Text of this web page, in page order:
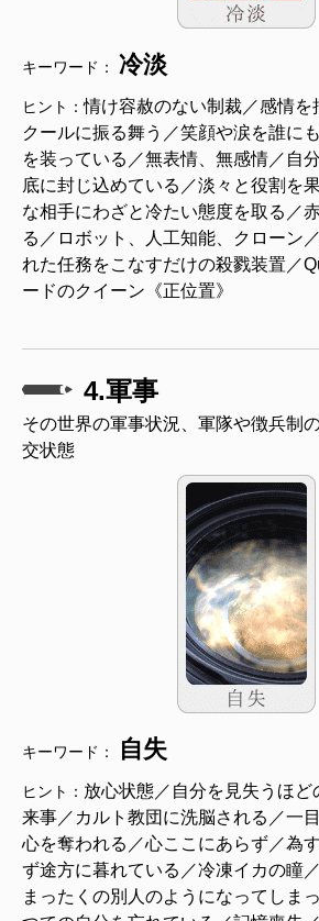
キーワード： 冷淡
ヒント：情け容赦のない制裁／感情を
クールに振る舞う／笑顔や涙を誰に
を装っている／無表情、無感情／自
底に封じ込めている／淡々と役割を
な相手にわざと冷たい態度を取る／
る／ロボット、人工知能、クローン
れた任務をこなすだけの殺戮装置／
ードのクイーン《正位置》
4.軍事
その世界の軍事状況、軍隊や徴兵制
交状態
キーワード： 自失
ヒント： 放心状態／自分を見失うほど
来事／カルト教団に洗脳される／一
心を奪われる／心ここにあらず／為
ず途方に暮れている／冷凍イカの瞳
まったくの別人のようになってしま